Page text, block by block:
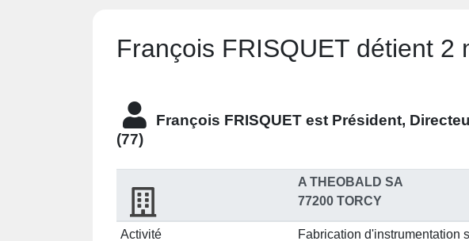
François FRISQUET détient 2
François FRISQUET est Président,
(77)
A THEOBALD SA
77200 TORCY
Activité Fabrication d'instrumentation